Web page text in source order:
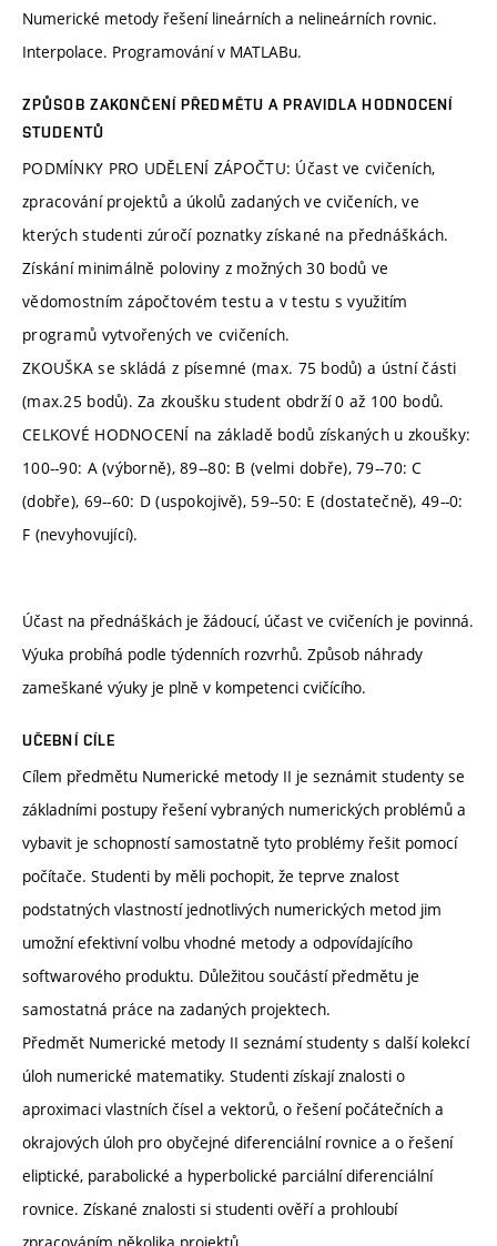
Numerické metody řešení lineárních a nelineárních rovnic.
Interpolace. Programování v MATLABu.
ZPŮSOB ZAKONČENÍ PŘEDMĚTU A PRAVIDLA HODNOCENÍ
STUDENTŮ
PODMÍNKY PRO UDĚLENÍ ZÁPOČTU: Účast ve cvičeních,
zpracování projektů a úkolů zadaných ve cvičeních, ve
kterých studenti zúročí poznatky získané na přednáškách.
Získání minimálně poloviny z možných 30 bodů ve
vědomostním zápočtovém testu a v testu s využitím
programů vytvořených ve cvičeních.
ZKOUŠKA se skládá z písemné (max. 75 bodů) a ústní části
(max.25 bodů). Za zkoušku student obdrží 0 až 100 bodů.
CELKOVÉ HODNOCENÍ na základě bodů získaných u zkoušky:
100--90: A (výborně), 89--80: B (velmi dobře), 79--70: C
(dobře), 69--60: D (uspokojivě), 59--50: E (dostatečně), 49--0:
F (nevyhovující).
Účast na přednáškách je žádoucí, účast ve cvičeních je povinná.
Výuka probíhá podle týdenních rozvrhů. Způsob náhrady
zameškané výuky je plně v kompetenci cvičícího.
UČEBNÍ CÍLE
Cílem předmětu Numerické metody II je seznámit studenty se
základními postupy řešení vybraných numerických problémů a
vybavit je schopností samostatně tyto problémy řešit pomocí
počítače. Studenti by měli pochopit, že teprve znalost
podstatných vlastností jednotlivých numerických metod jim
umožní efektivní volbu vhodné metody a odpovídajícího
softwarového produktu. Důležitou součástí předmětu je
samostatná práce na zadaných projektech.
Předmět Numerické metody II seznámí studenty s další kolekcí
úloh numerické matematiky. Studenti získají znalosti o
aproximaci vlastních čísel a vektorů, o řešení počátečních a
okrajových úloh pro obyčejné diferenciální rovnice a o řešení
eliptické, parabolické a hyperbolické parciální diferenciální
rovnice. Získané znalosti si studenti ověří a prohloubí